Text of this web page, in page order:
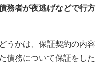
務者が夜逃げなどで行方
うかは、保証契約の内容
債務について保証をした